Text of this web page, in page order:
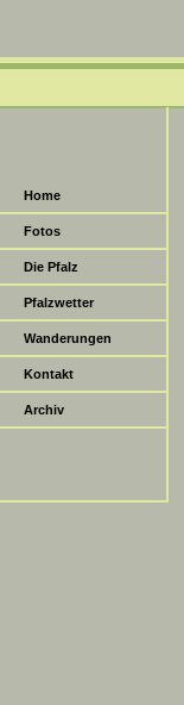
Home
Fotos
Die Pfalz
Pfalzwetter
Wanderungen
Kontakt
Archiv